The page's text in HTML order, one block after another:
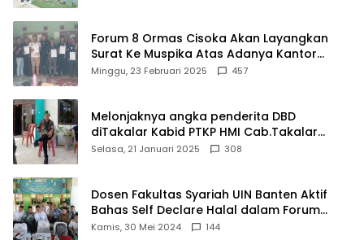
Forum 8 Ormas Cisoka Akan Layangkan
Surat Ke Muspika Atas Adanya Kantor
Matel di Cisoka
Minggu, 23 Februari 2025 457
Melonjaknya angka penderita DBD
diTakalar Kabid PTKP HMI Cab.Takalar
angkat bicara
Selasa, 21 Januari 2025 308
Dosen Fakultas Syariah UIN Banten Aktif
Bahas Self Declare Halal dalam Forum
Ijtima Ulama MUI
Kamis, 30 Mei 2024 144